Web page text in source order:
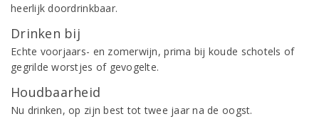
heerlijk doordrinkbaar.
Drinken bij
Echte voorjaars- en zomerwijn, prima bij koude schotels of
gegrilde worstjes of gevogelte.
Houdbaarheid
Nu drinken, op zijn best tot twee jaar na de oogst.